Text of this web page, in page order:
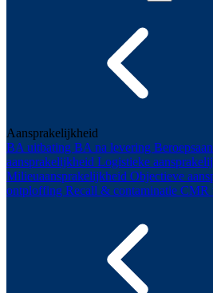
Aansprakelijkheid
BA uitbating BA na levering
aansprakelijkheid Logistieke
Milieuaansprakelijkheid Objectieve
ontploffing Recall & contaminatie CMR